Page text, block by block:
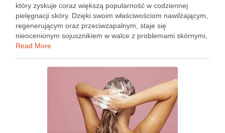
który zyskuje coraz większą popularność w codziennej
pielęgnacji skóry. Dzięki swoim właściwościom nawilżającym,
regenerującym oraz przeciwzapalnym, staje się
nieocenionym sojusznikiem w walce z problemami skórnymi,
takimi jak zmarszczki, trądzik czy podrażnienia. Jej działanie
Read More